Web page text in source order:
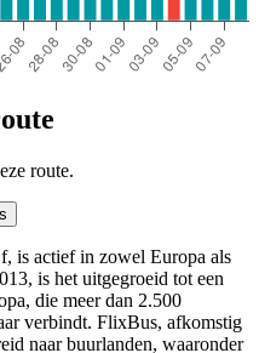
route.
is actief in zowel Europa als
is het uitgegroeid tot een
die meer dan 2.500
verbindt. FlixBus, afkomstig
naar buurlanden, waaronder